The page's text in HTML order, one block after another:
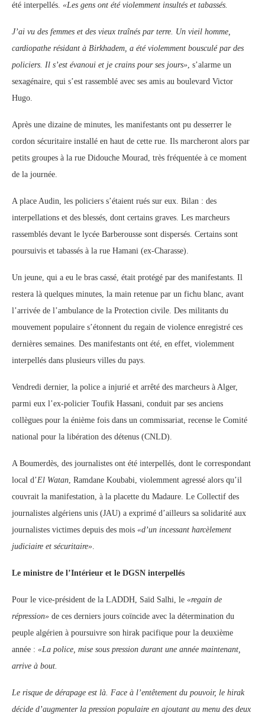
été interpellés. «Les gens ont été violemment insultés et tabassés.
J’ai vu des femmes et des vieux traînés par terre. Un vieil homme,
cardiopathe résidant à Birkhadem, a été violemment bousculé par des
policiers. Il s’est évanoui et je crains pour ses jours», s’alarme un
sexagénaire, qui s’est rassemblé avec ses amis au boulevard Victor
Hugo.
Après une dizaine de minutes, les manifestants ont pu desserrer le
cordon sécuritaire installé en haut de cette rue. Ils marcheront alors par
petits groupes à la rue Didouche Mourad, très fréquentée à ce moment
de la journée.
A place Audin, les policiers s’étaient rués sur eux. Bilan : des
interpellations et des blessés, dont certains graves. Les marcheurs
rassemblés devant le lycée Barberousse sont dispersés. Certains sont
poursuivis et tabassés à la rue Hamani (ex-Charasse).
Un jeune, qui a eu le bras cassé, était protégé par des manifestants. Il
restera là quelques minutes, la main retenue par un fichu blanc, avant
l’arrivée de l’ambulance de la Protection civile. Des militants du
mouvement populaire s’étonnent du regain de violence enregistré ces
dernières semaines. Des manifestants ont été, en effet, violemment
interpellés dans plusieurs villes du pays.
Vendredi dernier, la police a injurié et arrêté des marcheurs à Alger,
parmi eux l’ex-policier Toufik Hassani, conduit par ses anciens
collègues pour la énième fois dans un commissariat, recense le Comité
national pour la libération des détenus (CNLD).
A Boumerdès, des journalistes ont été interpellés, dont le correspondant
local d’El Watan, Ramdane Koubabi, violemment agressé alors qu’il
couvrait la manifestation, à la placette du Madaure. Le Collectif des
journalistes algériens unis (JAU) a exprimé d’ailleurs sa solidarité aux
journalistes victimes depuis des mois «d’un incessant harcèlement
judiciaire et sécuritaire».
Le ministre de l’Intérieur et le DGSN interpellés
Pour le vice-président de la LADDH, Saïd Salhi, le «regain de
répression» de ces derniers jours coïncide avec la détermination du
peuple algérien à poursuivre son hirak pacifique pour la deuxième
année : «La police, mise sous pression durant une année maintenant,
arrive à bout.
Le risque de dérapage est là. Face à l’entêtement du pouvoir, le hirak
décide d’augmenter la pression populaire en ajoutant au menu des deux